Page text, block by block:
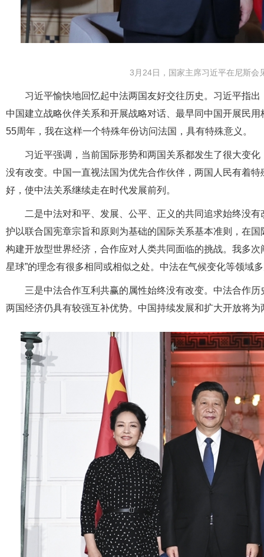
3月24日，国家主席习近平在尼斯会
习近平愉快地回忆起中法两国友好交往历史。习近平指
中国建立战略伙伴关系和开展战略对话、最早同中国开展民
55周年，我在这样一个特殊年份访问法国，具有特殊意义。
习近平强调，当前国际形势和两国关系都发生了很大变
没有改变。中国一直视法国为优先合作伙伴，两国人民有着
好，使中法关系继续走在时代发展前列。
二是中法对和平、发展、公平、正义的共同追求始终没
护以联合国宪章宗旨和原则为基础的国际关系基本准则，在
构建开放型世界经济，合作应对人类共同面临的挑战。我多
星球”的理念有很多相同或相似之处。中法在气候变化等领域
三是中法合作互利共赢的属性始终没有改变。中法合作
两国经济仍具有较强互补优势。中国持续发展和扩大开放将